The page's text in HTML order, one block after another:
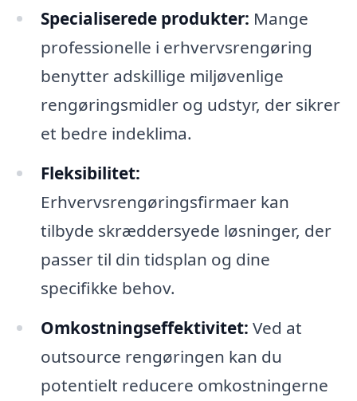
Specialiserede produkter: Mange
professionelle i erhvervsrengøring
benytter adskillige miljøvenlige
rengøringsmidler og udstyr, der sikrer
et bedre indeklima.
Fleksibilitet:
Erhvervsrengøringsfirmaer kan
tilbyde skræddersyede løsninger, der
passer til din tidsplan og dine
specifikke behov.
Omkostningseffektivitet: Ved at
outsource rengøringen kan du
potentielt reducere omkostningerne